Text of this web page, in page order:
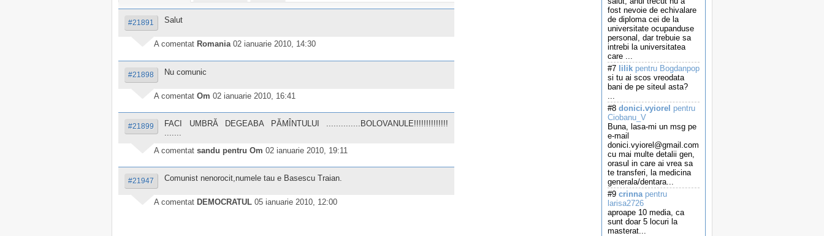
#21891 Salut
A comentat Romania 02 ianuarie 2010, 14:30
#21898 Nu comunic
A comentat Om 02 ianuarie 2010, 16:41
#21899
FACI UMBRĂ DEGEABA PĂMÎNTULUI ..............BOLOVANULE!!!!!!!!!!!!!!
A comentat sandu pentru Om 02 ianuarie 2010, 19:11
#21947 Comunist nenorocit,numele tau e Basescu Traian.
A comentat DEMOCRATUL 05 ianuarie 2010, 12:00
fost nevoie de echivalare
de diploma cei de la
universitate ocupanduse
personal, dar trebuie sa
intrebi la universitatea
care ...
#7 lilik pentru Bogdanpop
si tu ai scos vreodata
bani de pe siteul asta?
...
#8 donici.vyiorel pentru
Ciobanu_V
Buna, lasa-mi un msg pe
e-mail
donici.vyiorel@gmail.com
cu mai multe detalii gen,
orasul in care ai vrea sa
te transferi, la medicina
generala/dentara...
#9 crinnapentru
larisa2726
aproape 10 media, ca
sunt doar 5 locuri la
masterat...